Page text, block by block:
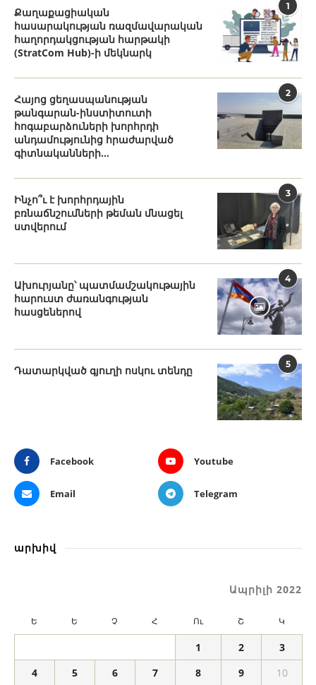
1
Քաղաքացիական
հասարակության ռազմավարական
հաղորդակցության հարթակի
(StratCom Hub)-ի մեկնարկ
2
Հայոց ցեղասպանության
թանգարան-ինստիտուտի
հոգաբարձուների խորհրդի
անդամությունից հրաժարված
գիտնականների...
3
Ինչո՞ւ է խորհրդային
բռնաճնշումների թեման մնացել
ստվերում
4
Ախուրյանը՝ պատմամշակութային
հարուստ ժառանգության
հասցեներով
5
Դատարկված գյուղի ոսկու տենդը
Facebook Youtube
Email Telegram
արխիվ
Ապրիլի 2022
Ե Ե Չ Հ Ու Շ Կ
1 2
3
4
5 6 7 8 9
10